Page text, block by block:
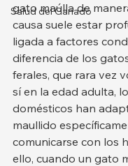
Salud del Ganado
gato maúlla de
causa suele estar
ligada a factores
diferencia de los
ferales, que rara vez
sí en la edad adulta,
domésticos han
maullido
comunicarse con los
ello, cuando un gato